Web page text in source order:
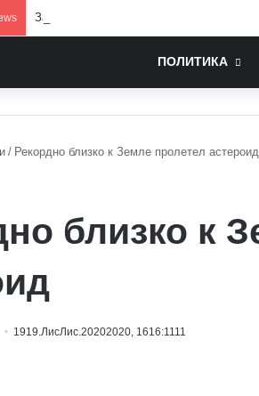
Залужний заявив, що Україна ніколи не
ПОЛИТИКА
/ Рекордно близко к Земле пролетел астероид
близко к
1919.ЛисЛис.20202020, 1616:1111